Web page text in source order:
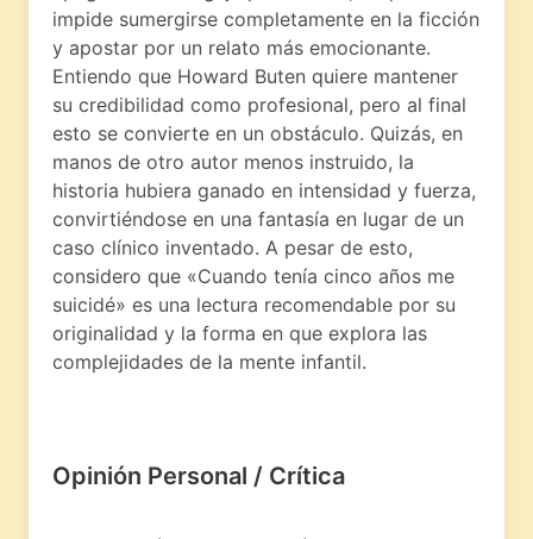
impide sumergirse completamente en la ficción
y apostar por un relato más emocionante.
Entiendo que Howard Buten quiere mantener
su credibilidad como profesional, pero al final
esto se convierte en un obstáculo. Quizás, en
manos de otro autor menos instruido, la
historia hubiera ganado en intensidad y fuerza,
convirtiéndose en una fantasía en lugar de un
caso clínico inventado. A pesar de esto,
considero que «Cuando tenía cinco años me
suicidé» es una lectura recomendable por su
originalidad y la forma en que explora las
complejidades de la mente infantil.
Opinión Personal / Crítica